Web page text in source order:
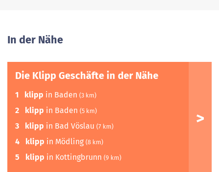
In der Nähe
Die Klipp Geschäfte in der Nähe
1 klipp in Baden (3 km)
2 klipp in Baden (5 km)
3 klipp in Bad Vöslau (7 km)
4 klipp in Mödling (8 km)
5 klipp in Kottingbrunn (9 km)